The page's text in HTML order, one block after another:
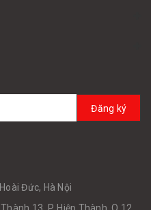
Đăng ký
Đức, Hà Nội